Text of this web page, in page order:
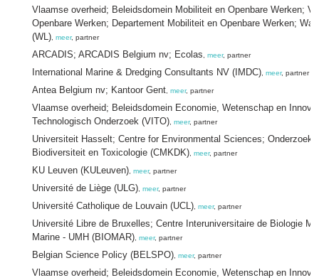
Vlaamse overheid; Beleidsdomein Mobiliteit en Openbare Werken;
Openbare Werken; Departement Mobiliteit en Openbare Werken;
(WL) meer, partner
ARCADIS; ARCADIS Belgium nv; Ecolas meer, partner
International Marine & Dredging Consultants NV (IMDC) meer, partner
Antea Belgium nv; Kantoor Gent meer, partner
Vlaamse overheid; Beleidsdomein Economie, Wetenschap en
Technologisch Onderzoek (VITO) meer, partner
Universiteit Hasselt; Centre for Environmental Sciences;
Biodiversiteit en Toxicologie (CMKDK) meer, partner
KU Leuven (KULeuven) meer, partner
Université de Liège (ULG) meer, partner
Université Catholique de Louvain (UCL) meer, partner
Université Libre de Bruxelles; Centre Interuniversitaire de Biologie
Marine - UMH (BIOMAR) meer, partner
Belgian Science Policy (BELSPO) meer, partner
Vlaamse overheid; Beleidsdomein Economie, Wetenschap en